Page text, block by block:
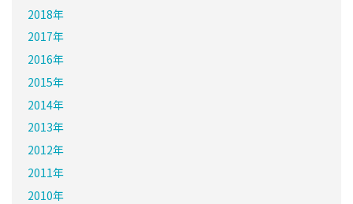
2018年
2017年
2016年
2015年
2014年
2013年
2012年
2011年
2010年